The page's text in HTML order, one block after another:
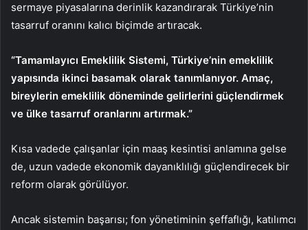
sermaye piyasalarına derinlik kazandırarak Türkiye’nin
tasarruf oranını kalıcı biçimde artıracak.
“Tamamlayıcı Emeklilik Sistemi, Türkiye’nin emeklilik
yapısında ikinci basamak olarak tanımlanıyor. Amaç,
bireylerin emeklilik döneminde gelirlerini güçlendirmek
ve ülke tasarruf oranlarını artırmak.”
Kısa vadede çalışanlar için maaş kesintisi anlamına gelse
de, uzun vadede ekonomik dayanıklılığı güçlendirecek bir
reform olarak görülüyor.
Ancak sistemin başarısı; fon yönetiminin şeffaflığı, katılımcı